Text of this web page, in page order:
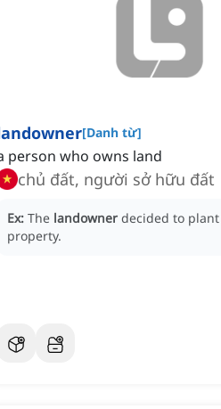
[Danh từ]
person who owns land
chủ đất, người sở hữu đất
Ex: The landowner decided to
property.